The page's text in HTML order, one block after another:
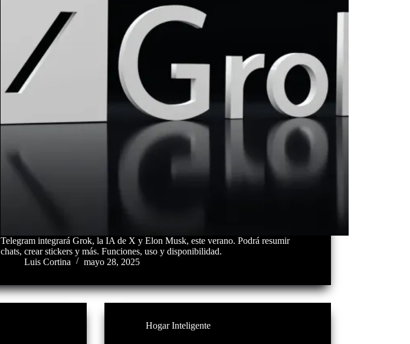
Telegram integrará Grok, la IA de X y Elon Musk, este verano. Podrá resumir
chats, crear stickers y más. Funciones, uso y disponibilidad.
Luis Cortina
mayo 28, 2025
Hogar Inteligente